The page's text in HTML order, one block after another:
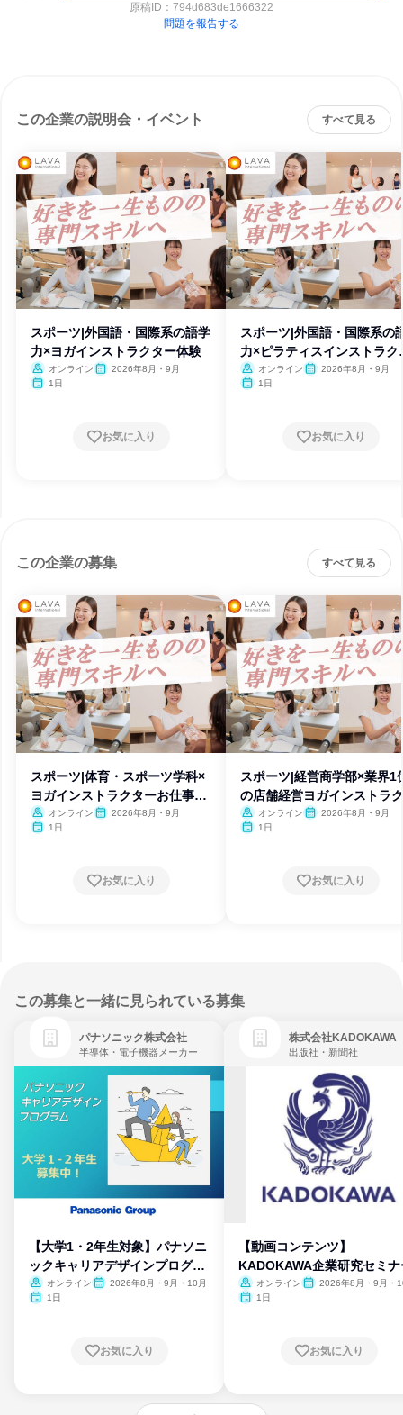
原稿ID： 794d683de1666322
問題を報告する
この企業の説明会・イベント すべて見る
スポーツ|外国語・国際系の語学
力×ヨガインストラクター体験
オンライン
2026年8月・9月
1日
お気に入り
スポーツ|外国語・国際系の
力×ピラティスインストラク
ー
オンライン
2026年8月・9月
1日
お気に入り
この企業の募集 すべて見る
スポーツ|体育・スポーツ学科×
ヨガインストラクターお仕事体
験
オンライン
2026年8月・9月
1日
お気に入り
スポーツ|経営商学部×業界1
の店舗経営ヨガインストラ
ー
オンライン
2026年8月・9月
1日
お気に入り
この募集と一緒に見られている募集
パナソニック株式会社
半導体・電子機器メーカー
【大学1・2年生対象】パナソニ
ックキャリアデザインプログラ
ム
オンライン
2026年8月・9月・10月
1日
お気に入り
株式会社KADOKAWA
出版社・新聞社
【動画コンテンツ】
KADOKAWA企業研究セミナ
オンライン
2026年8月・9月・
1日
お気に入り